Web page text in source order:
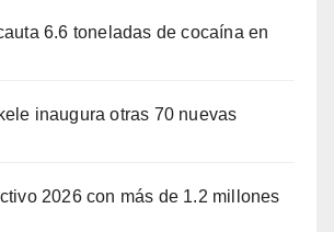
6.6 toneladas de cocaína en
inaugura otras 70 nuevas
2026 con más de 1.2 millones